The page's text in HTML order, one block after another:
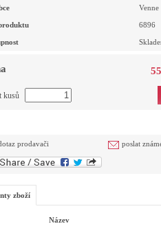
Venne
6896
kusů
prodavači poslat
zboží
Název